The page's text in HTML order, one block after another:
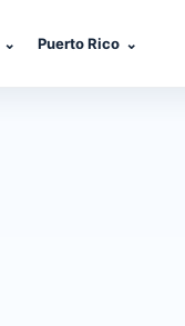
⌄ Puerto Rico ⌄